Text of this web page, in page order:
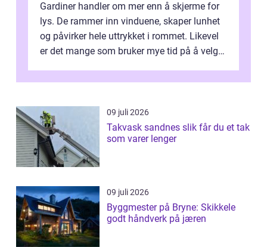
Gardiner handler om mer enn å skjerme for
lys. De rammer inn vinduene, skaper lunhet
og påvirker hele uttrykket i rommet. Likevel
er det mange som bruker mye tid på å velge
09 juli 2026
Takvask sandnes slik får du et tak
som varer lenger
09 juli 2026
Byggmester på Bryne: Skikkele
godt håndverk på jæren